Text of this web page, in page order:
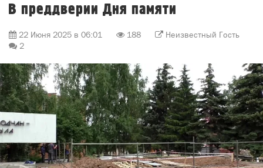
В преддверии Дня памяти
22 Июня 2025 в 06:01 188
Неизвестный Гость
2